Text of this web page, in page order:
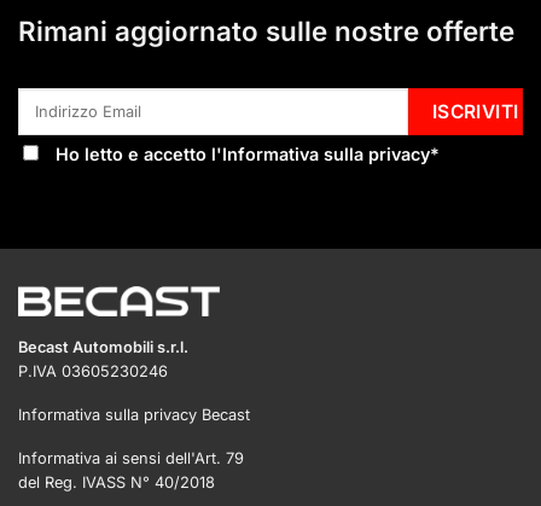
Rimani aggiornato sulle nostre offerte
Ho letto e accetto l'Informativa sulla privacy*
Becast Automobili s.r.l.
P.IVA 03605230246
Informativa sulla privacy Becast
Informativa ai sensi dell'Art. 79
del Reg. IVASS N° 40/2018